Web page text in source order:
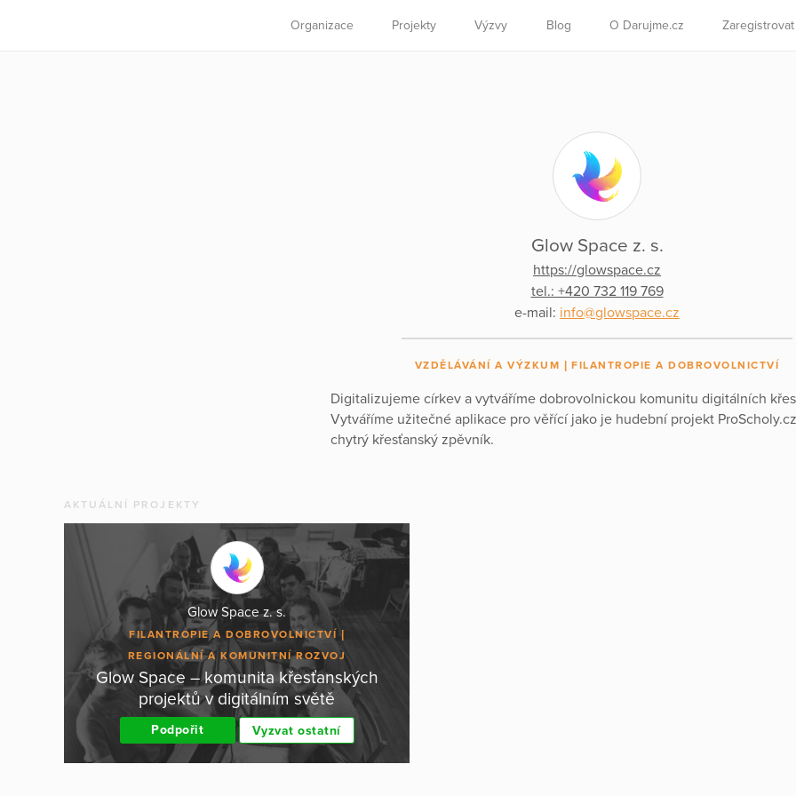
Organizace Projekty Výzvy Blog O Darujme.cz
Glow Space z. s.
https://glowspace.cz
tel.: +420 732 119 769
e-mail: info@glowspace.cz
VZDĚLÁVÁNÍ A VÝZKUM FILANTROPIE A DOBROVOLNICTVÍ
Digitalizujeme církev a vytváříme dobrovolnickou komunitu digitálních
Vytváříme užitečné aplikace pro věřící jako je hudební projekt
chytrý křesťanský zpěvník.
AKTUÁLNÍ PROJEKTY
Glow Space z. s.
FILANTROPIE A DOBROVOLNICTVÍ
REGIONÁLNÍ A KOMUNITNÍ ROZVOJ
Glow Space – komunita křesťanských
projektů v digitálním světě
Podpořit Vyzvat ostatní